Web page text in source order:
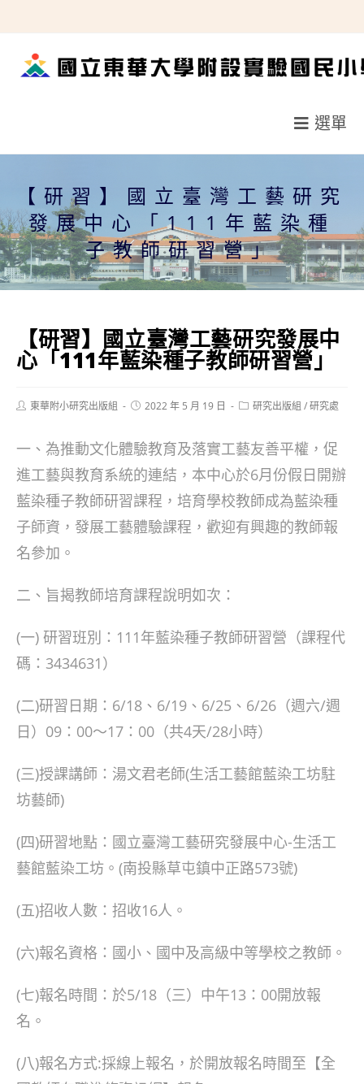
轉
選單
【研習】國立臺灣工藝研究
發展中心「111年藍染種
子教師研習營」
【研習】國立臺灣工藝研究發展中
心「111年藍染種子教師研習營」
Post東華附小研究出版組
Post2022 年 5 月 19 日
Post研究出版組 /研究處
一、為推動文化體驗教育及落實工藝友善平權，促
進工藝與教育系統的連結，本中心於6月份假日開辦
藍染種子教師研習課程，培育學校教師成為藍染種
子師資，發展工藝體驗課程，歡迎有興趣的教師報
名參加。
二、旨揭教師培育課程說明如次：
(一) 研習班別：111年藍染種子教師研習營（課程代
碼：3434631）
(二)研習日期：6/18、6/19、6/25、6/26（週六/週
日）09：00～17：00（共4天/28小時）
(三)授課講師：湯文君老師(生活工藝館藍染工坊駐
坊藝師)
(四)研習地點：國立臺灣工藝研究發展中心-生活工
藝館藍染工坊。(南投縣草屯鎮中正路573號)
(五)招收人數：招收16人。
(六)報名資格：國小、國中及高級中等學校之教師。
(七)報名時間：於5/18（三）中午13：00開放報
名。
(八)報名方式:採線上報名，於開放報名時間至【全